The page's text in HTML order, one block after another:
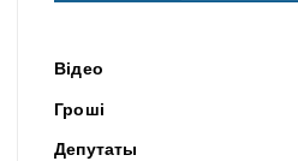
Відео
Гроші
Депутаты